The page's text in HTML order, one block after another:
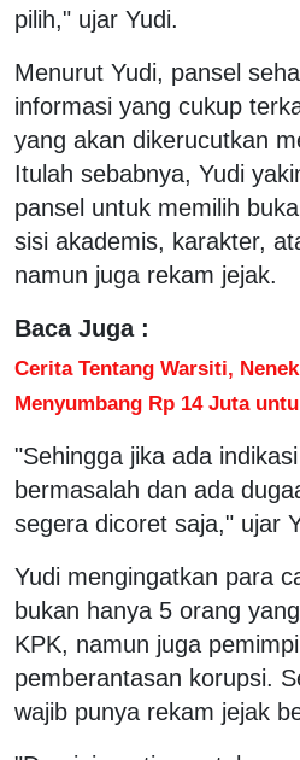
pilih," ujar Yudi.
Menurut Yudi, pansel
informasi yang cukup
yang akan dikerucutkan
Itulah sebabnya, Yudi
pansel untuk memilih
sisi akademis, karakter,
namun juga rekam jejak.
Baca Juga :
Cerita Tentang Warsiti,
Menyumbang Rp 14 Juta
"Sehingga jika ada
bermasalah dan ada
segera dicoret saja," ujar
Yudi mengingatkan para
bukan hanya 5 orang
KPK, namun juga
pemberantasan korupsi.
wajib punya rekam jejak